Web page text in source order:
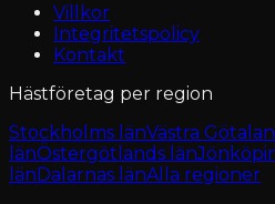
Villkor
Integritetspolicy
Kontakt
Hästföretag per region
Stockholms länVästra
länÖstergötlands län
länDalarnas länAlla regioner